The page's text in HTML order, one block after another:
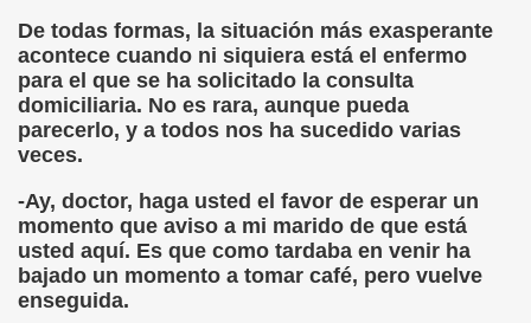
De todas formas, la situación más exasperante
acontece cuando ni siquiera está el enfermo
para el que se ha solicitado la consulta
domiciliaria. No es rara, aunque pueda
parecerlo, y a todos nos ha sucedido varias
veces.
-Ay, doctor, haga usted el favor de esperar un
momento que aviso a mi marido de que está
usted aquí. Es que como tardaba en venir ha
bajado un momento a tomar café, pero vuelve
enseguida.